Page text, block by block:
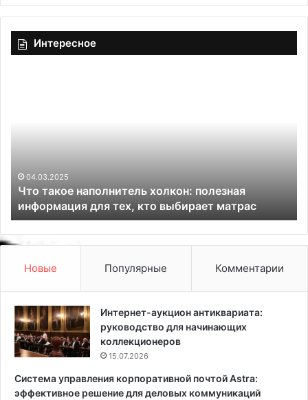
Интересное
и
д
е
й
04.03.2025
Копилка идей
Новые Популярные Комментарии
Интернет-аукцион антиквариата:
руководство для начинающих
коллекционеров
15.07.2026
Система управления корпоративной почтой Astra:
эффективное решение для деловых коммуникаций